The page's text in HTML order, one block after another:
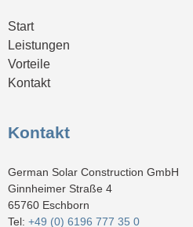
Start
Leistungen
Vorteile
Kontakt
Kontakt
German Solar Construction GmbH
Ginnheimer Straße 4
65760 Eschborn
Tel: +49 (0) 6196 777 35 0